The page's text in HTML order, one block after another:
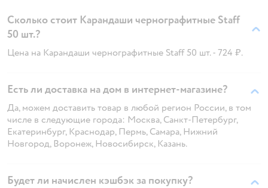
Сколько стоит Карандаши чернографитные Staff
50 шт.?
Цена на Карандаши чернографитные Staff 50 шт. - 724 ₽.
Есть ли доставка на дом в интернет-магазине?
Да, можем доставить товар в любой регион России, в том
числе в следующие города: Москва, Санкт-Петербург,
Екатеринбург, Краснодар, Пермь, Самара, Нижний
Новгород, Воронеж, Новосибирск, Казань.
Будет ли начислен кэшбэк за покупку?